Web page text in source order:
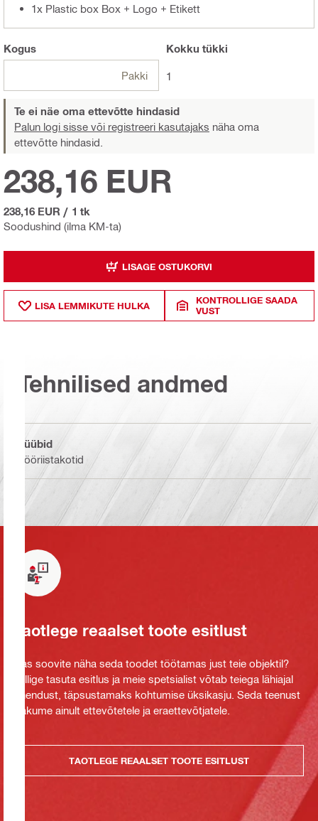
1x Plastic box Box + Logo + Etikett
Kogus
Pakki
Kokku tükki
1
Te ei näe oma ettevõtte hindasid
Palun logi sisse või registreeri kasutajaks näha oma
ettevõtte hindasid.
Soodushind (ilma KM-ta)
238,16 EUR
238,16 EUR / 1 tk
LISAGE OSTUKORVI
LISA LEMMIKUTE HULKA
KONTROLLIGE SAADA
VUST
Tehnilised andmed
Tüübid
Tööriistakotid
Taotlege reaalset toote esitlust
Kas soovite näha seda toodet töötamas just teie objektil?
Tellige tasuta esitlus ja meie spetsialist võtab teiega lähiajal
ühendust, täpsustamaks kohtumise üksikasju. Seda teenust
pakume ainult ettevõtetele ja eraettevõtjatele.
TAOTLEGE REAALSET TOOTE ESITLUST